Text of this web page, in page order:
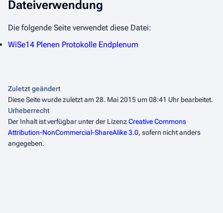
Dateiverwendung
Die folgende Seite verwendet diese Datei:
WiSe14 Plenen Protokolle Endplenum
Zuletzt geändert
Diese Seite wurde zuletzt am 28. Mai 2015 um 08:41 Uhr bearbeitet.
Urheberrecht
Der Inhalt ist verfügbar unter der LizenzCreative Commons
Attribution-NonCommercial-ShareAlike 3.0, sofern nicht anders
angegeben.